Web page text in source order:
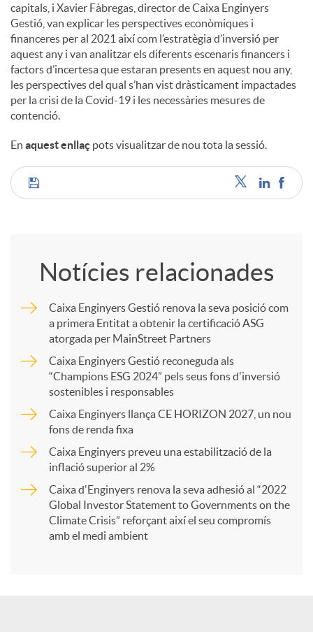
capitals, i Xavier Fàbregas, director de Caixa Enginyers
Gestió, van explicar les perspectives econòmiques i
financeres per al 2021 així com l’estratègia d’inversió per
aquest any i van analitzar els diferents escenaris financers i
factors d’incertesa que estaran presents en aquest nou any,
les perspectives del qual s’han vist dràsticament impactades
per la crisi de la Covid-19 i les necessàries mesures de
contenció.
En aquest enllaç pots visualitzar de nou tota la sessió.
C
m
r
Notícies relacionades
Caixa Enginyers Gestió renova la seva posició com
a primera Entitat a obtenir la certificació ASG
atorgada per MainStreet Partners
Caixa Enginyers Gestió reconeguda als
“Champions ESG 2024” pels seus fons d'inversió
sostenibles i responsables
Caixa Enginyers llança CE HORIZON 2027, un nou
fons de renda fixa
Caixa Enginyers preveu una estabilització de la
inflació superior al 2%
Caixa d'Enginyers renova la seva adhesió al “2022
Global Investor Statement to Governments on the
Climate Crisis” reforçant així el seu compromís
amb el medi ambient